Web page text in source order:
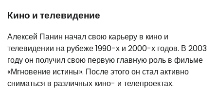
Кино и телевидение
Алексей Панин начал свою карьеру в кино и
телевидении на рубеже 1990-х и 2000-х годов. В 2003
году он получил свою первую главную роль в фильме
«Мгновение истины». После этого он стал активно
сниматься в различных кино- и телепроектах.